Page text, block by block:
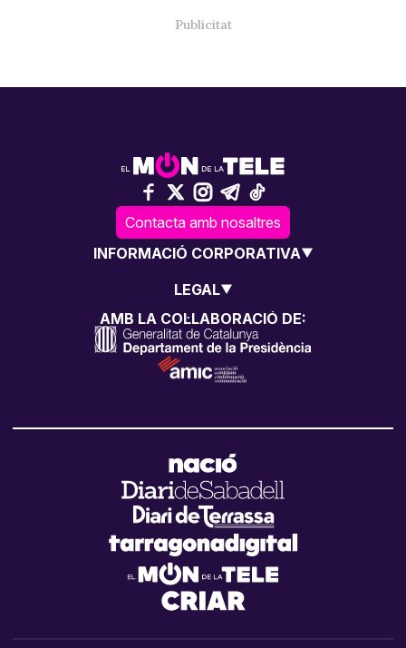
Contacta amb nosaltres
INFORMACIÓ CORPORATIVA
LEGAL
AMB LA COL·LABORACIÓ DE: